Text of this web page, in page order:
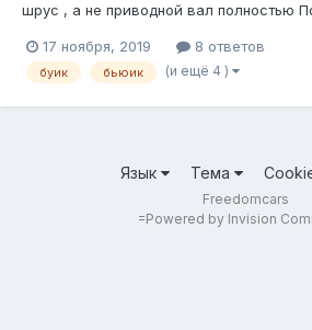
шрус , а не приводной вал полностью
подходит попроще Искал нашел пару
buick century, но на с 1996г/в 33 зуба
17 ноября, 2019 8 ответов
буик бьюик (и ещё 4 )
Язык Тема
Freedomcars
=Powered by Invision